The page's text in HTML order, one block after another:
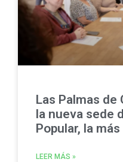
Las Palmas de
la nueva sede
Popular, la
LEER MÁS »